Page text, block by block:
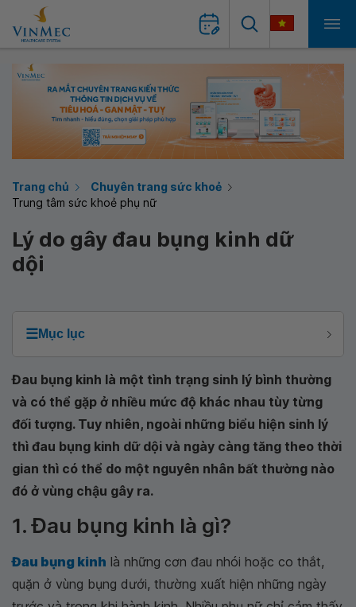
Trang chủ
Chuyên trang sức khoẻ
Trung tâm sức khoẻ phụ nữ
Lý do gây đau bụng kinh dữ
dội
☰Mục lục
Đau bụng kinh là một tình trạng sinh lý bình thường
và có thể gặp ở nhiều mức độ khác nhau tùy từng
đối tượng. Tuy nhiên, ngoài những biểu hiện sinh lý
thì đau bụng kinh dữ dội và ngày càng tăng theo thời
gian thì có thể do một nguyên nhân bất thường nào
đó ở vùng chậu gây ra.
1. Đau bụng kinh là gì?
Đau bụng kinh là những cơn đau nhói hoặc co thắt,
quặn ở vùng bụng dưới, thường xuất hiện những ngày